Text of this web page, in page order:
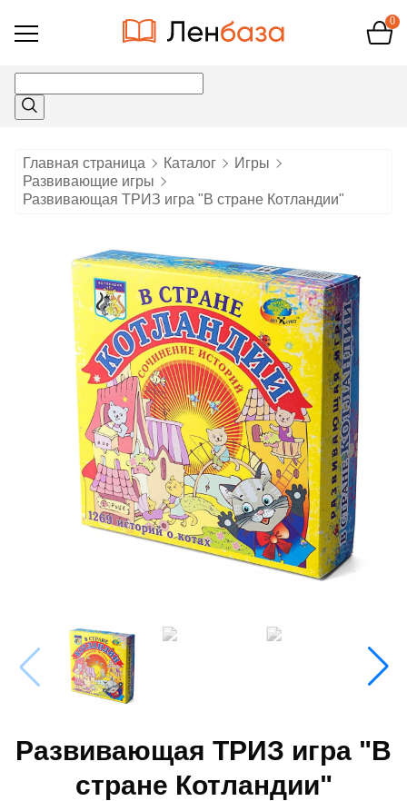
Открыть
0
Главная страница Каталог
Игры
Развивающие игры
Развивающая ТРИЗ игра "В стране Котландии"
Развивающая ТРИЗ игра "В
стране Котландии"